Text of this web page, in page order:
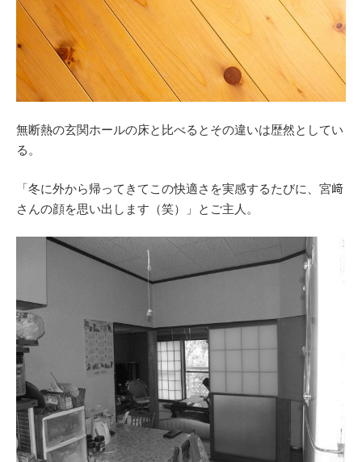
無断熱の玄関ホールの床と比べるとその違いは歴然としてい
る。
「冬に外から帰ってきてこの快適さを実感するたびに、宮﨑
さんの顔を思い出します（笑）」とご主人。